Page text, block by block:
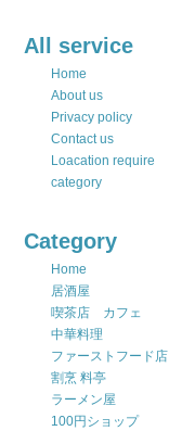
All service
Home
About us
Privacy policy
Contact us
Loacation require
category
Category
Home
居酒屋
喫茶店 カフェ
中華料理
ファーストフード店
割烹 料亭
ラーメン屋
100円ショップ